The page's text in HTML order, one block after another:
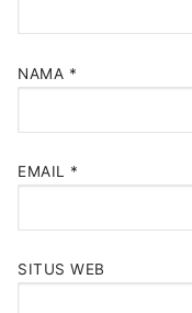
NAMA *
EMAIL *
SITUS WEB